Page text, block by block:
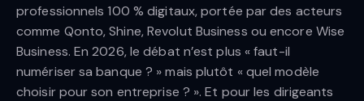
professionnels 100 % digitaux, portée par des acteurs
comme Qonto, Shine, Revolut Business ou encore Wise
Business. En 2026, le débat n’est plus « faut-il
numériser sa banque ? » mais plutôt « quel modèle
choisir pour son entreprise ? ». Et pour les dirigeants